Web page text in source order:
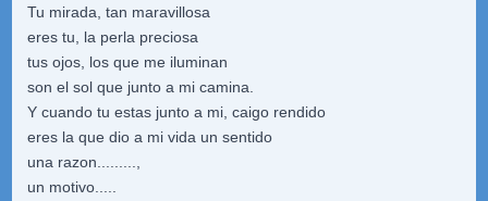
Tu mirada, tan maravillosa
eres tu, la perla preciosa
tus ojos, los que me iluminan
son el sol que junto a mi camina.
Y cuando tu estas junto a mi, caigo rendido
eres la que dio a mi vida un sentido
una razon.........,
un motivo.....